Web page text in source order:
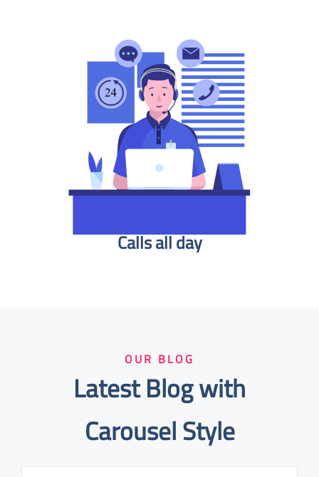
Calls all day
OUR BLOG
Latest Blog with
Carousel Style